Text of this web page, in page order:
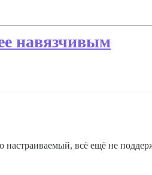
навязчивым
настраиваемый, всё ещё не